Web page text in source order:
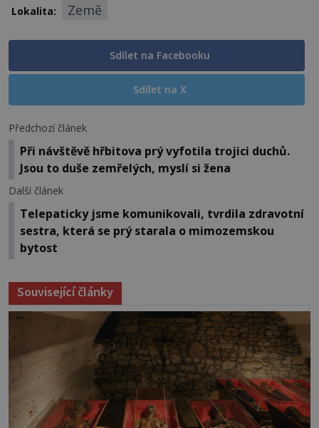
Lokalita: Země
Sdílet na Facebooku
Sdílet na X
Předchozí článek
Při návštěvě hřbitova prý vyfotila trojici duchů.
Jsou to duše zemřelých, myslí si žena
Další článek
Telepaticky jsme komunikovali, tvrdila zdravotní
sestra, která se prý starala o mimozemskou
bytost
Související články